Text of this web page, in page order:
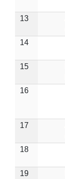
13
14
15
16
17
18
19